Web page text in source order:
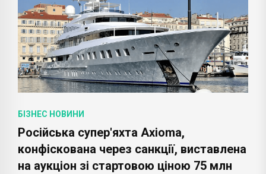
БІЗНЕС НОВИНИ
Російська супер'яхта Axioma,
конфіскована через санкції, виставлена
на аукціон зі стартовою ціною 75 млн